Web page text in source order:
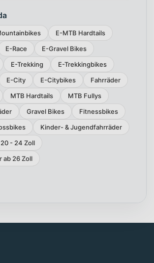
E-MTB Hardtails
E-Race
E-Gravel Bikes
E-Trekking
E-Trekkingbikes
E-City E-Citybikes
Fahrräder
MTB Hardtails
MTB Fullys
Gravel Bikes
Fitnessbikes
Kinder- & Jugendfahrräder
- 24 Zoll
ab 26 Zoll